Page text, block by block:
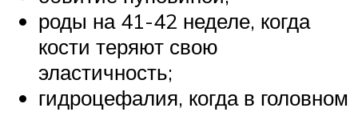
роды на 41-42 неделе, когда
кости теряют свою
эластичность;
гидроцефалия, когда в головном